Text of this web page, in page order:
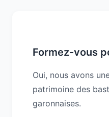
Formez-vous
Oui, nous avons
patrimoine des
garonnaises.